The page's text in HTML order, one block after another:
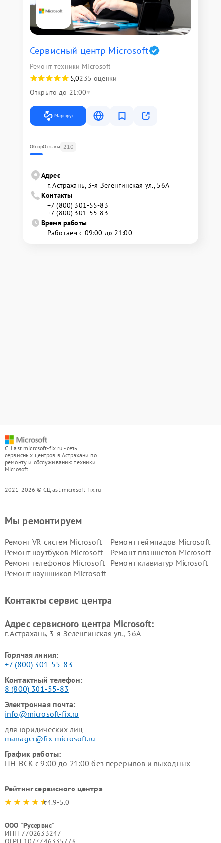
Сервисный центр Microsoft
Ремонт техники Microsoft
5,0235 оценки
Открыто до 21:00
Маршрут
ОбзорОтзывы 210
Адрес
г. Астрахань, 3-я Зеленгинская ул., 56А
Контакты
+7 (800) 301-55-83
+7 (800) 301-55-83
Время работы
Работаем с 09:00 до 21:00
СЦ ast.microsoft-fix.ru - сеть
сервисных центров в Астрахани по
ремонту и обслуживанию техники
Microsoft
2021-2026 © СЦ ast.microsoft-fix.ru
Мы ремонтируем
Ремонт VR систем Microsoft
Ремонт геймпадов Microsoft
Ремонт ноутбуков Microsoft
Ремонт планшетов Microsoft
Ремонт телефонов Microsoft
Ремонт клавиатур Microsoft
Ремонт наушников Microsoft
Контакты сервис центра
Адрес сервисного центра Microsoft:
г. Астрахань, 3-я Зеленгинская ул., 56А
Горячая линия:
+7 (800) 301-55-83
Контактный телефон:
8 (800) 301-55-83
Электронная почта:
info@microsoft-fix.ru
для юридических лиц
manager@fix-microsoft.ru
График работы:
ПН-ВСК с 9:00 до 21:00 без перерывов и выходных
Рейтинг сервисного центра
4.9-5.0
ООО "Русервис"
ИНН 7702633247